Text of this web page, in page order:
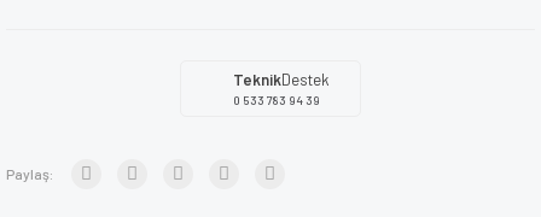
TeknikDestek
0 533 783 94 39
Paylaş: